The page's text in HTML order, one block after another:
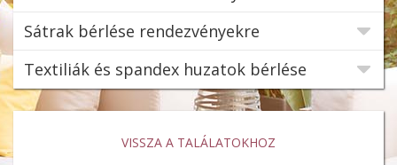
Sátrak bérlése rendezvényekre
Textiliák és spandex huzatok bérlése
VISSZA A TALÁLATOKHOZ